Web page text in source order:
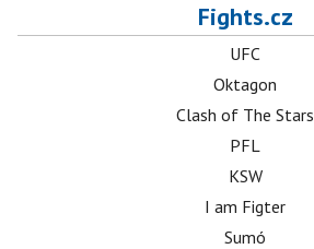
Fights.cz
UFC
Oktagon
Clash of The Stars
PFL
KSW
I am Figter
Sumó